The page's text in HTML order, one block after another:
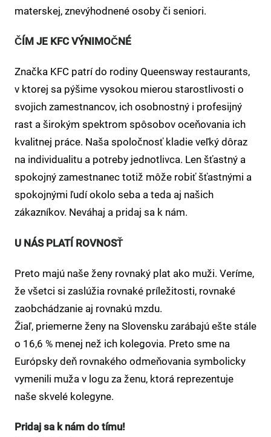
materskej, znevýhodnené osoby či seniori.
ČÍM JE KFC VÝNIMOČNÉ
Značka KFC patrí do rodiny Queensway restaurants,
v ktorej sa pýšime vysokou mierou starostlivosti o
svojich zamestnancov, ich osobnostný i profesijný
rast a širokým spektrom spôsobov oceňovania ich
kvalitnej práce. Naša spoločnosť kladie veľký dôraz
na individualitu a potreby jednotlivca. Len šťastný a
spokojný zamestnanec totiž môže robiť šťastnými a
spokojnými ľudí okolo seba a teda aj našich
zákazníkov. Neváhaj a pridaj sa k nám.
U NÁS PLATÍ ROVNOSŤ
Preto majú naše ženy rovnaký plat ako muži. Veríme,
že všetci si zaslúžia rovnaké príležitosti, rovnaké
zaobchádzanie aj rovnakú mzdu.
Žiaľ, priemerne ženy na Slovensku zarábajú ešte stále
o 16,6 % menej než ich kolegovia. Preto sme na
Európsky deň rovnakého odmeňovania symbolicky
vymenili muža v logu za ženu, ktorá reprezentuje
naše skvelé kolegyne.
Pridaj sa k nám do tímu!